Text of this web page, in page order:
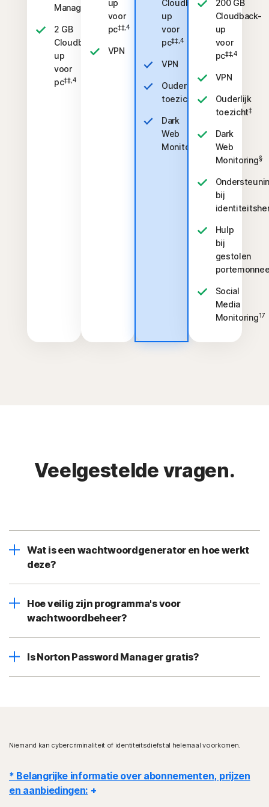
Manager
2 GB
Cloudback-
up
voor
pc‡‡,4
up
voor
pc‡‡,4
VPN
Cloudback-
up
voor
pc‡‡,4
VPN
Ouderlijk
toezicht
‡
Dark
Web
Monitoring
200 GB
Cloudback-
up
voor
pc‡‡,4
VPN
Ouderlijk
toezicht‡
Dark
Web
Monitoring§
bij
Hulp
bij
gestolen
Social
Media
Monitoring17
Veelgestelde vragen.
Wat is een wachtwoordgenerator en hoe werkt
deze?
Hoe veilig zijn programma's voor
wachtwoordbeheer?
Is Norton Password Manager gratis?
Niemand kan cybercriminaliteit of identiteitsdiefstal helemaal voorkomen.
* Belangrijke informatie over abonnementen, prijzen
en aanbiedingen: